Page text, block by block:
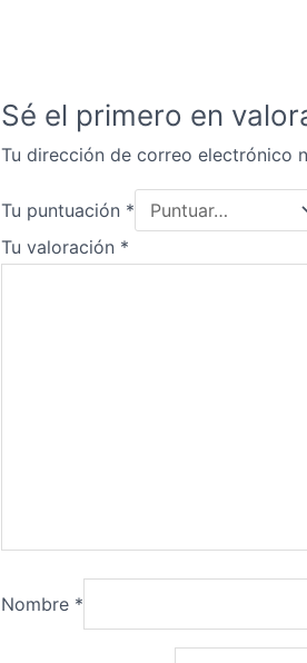
Sé el primero en
Tu dirección de correo electrónico
Tu puntuación *
Tu valoración *
Nombre *